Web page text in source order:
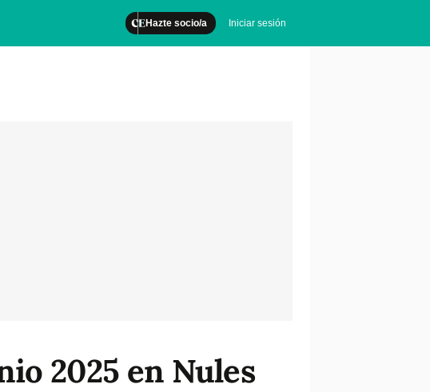
Hazte socio/a Iniciar sesión
2025 en Nules